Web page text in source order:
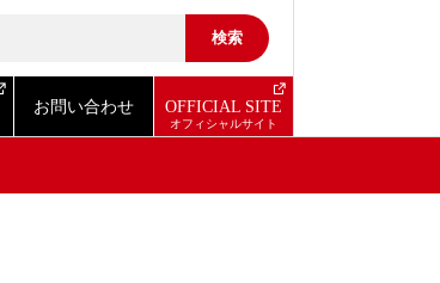
お問い合わせ OFFICIAL SITE